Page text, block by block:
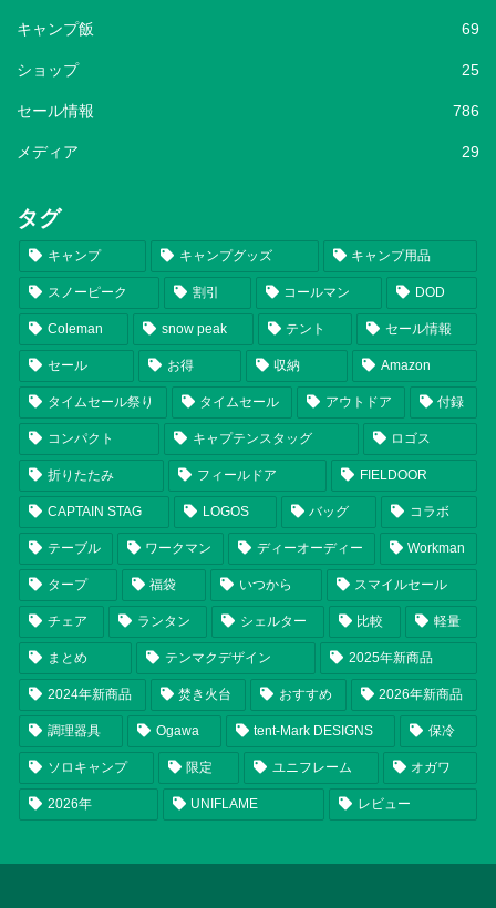
キャンプ飯 69
ショップ 25
セール情報 786
メディア 29
タグ
キャンプ キャンプグッズ キャンプ用品
スノーピーク 割引 コールマン DOD
Coleman snow peak テント セール情報
セール お得 収納 Amazon
タイムセール祭り タイムセール アウトドア 付録
コンパクト キャプテンスタッグ ロゴス
折りたたみ フィールドア FIELDOOR
CAPTAIN STAG LOGOS バッグ コラボ
テーブル ワークマン ディーオーディー Workman
タープ 福袋 いつから スマイルセール
チェア ランタン シェルター 比較 軽量
まとめ テンマクデザイン 2025年新商品
2024年新商品 焚き火台 おすすめ 2026年新商品
調理器具 Ogawa tent-Mark DESIGNS 保冷
ソロキャンプ 限定 ユニフレーム オガワ
2026年 UNIFLAME レビュー